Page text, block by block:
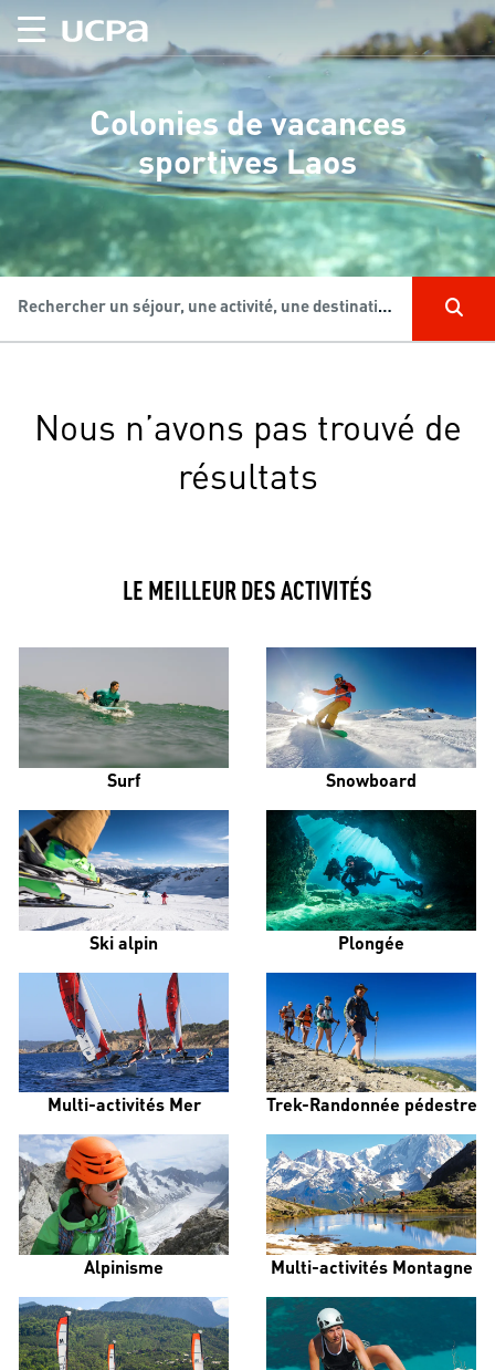
Colonies de vacances
sportives Laos
Rechercher un séjour, une activité, une destination...
Nous n’avons pas trouvé de
résultats
LE MEILLEUR DES ACTIVITÉS
Surf Snowboard
Ski alpin Plongée
Multi-activités Mer Trek-Randonnée pédestre
Alpinisme Multi-activités Montagne